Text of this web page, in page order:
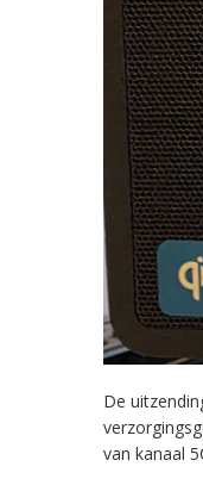
De
van kanaal